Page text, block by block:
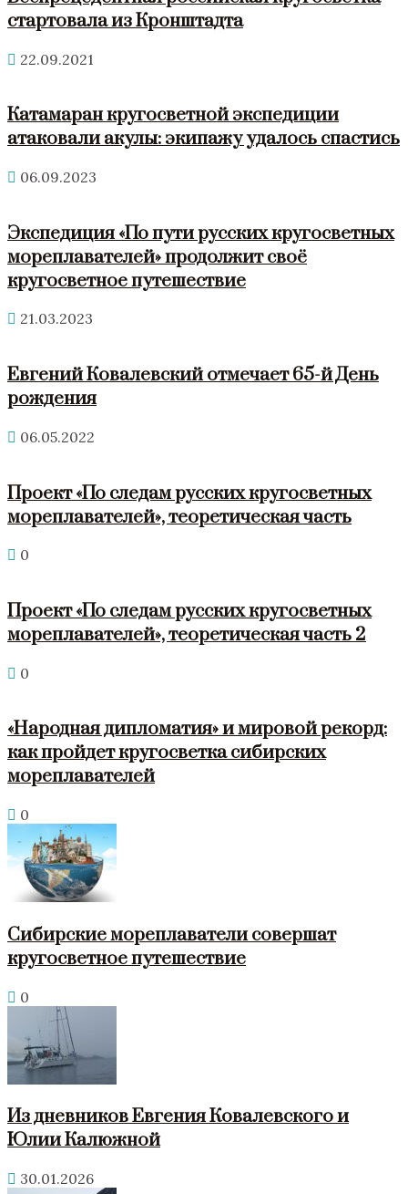
стартовала из Кронштадта
22.09.2021
Катамаран кругосветной экспедиции
атаковали акулы: экипажу удалось спастись
06.09.2023
Экспедиция «По пути русских кругосветных
мореплавателей» продолжит своё
кругосветное путешествие
21.03.2023
Евгений Ковалевский отмечает 65-й День
рождения
06.05.2022
Проект «По следам русских кругосветных
мореплавателей», теоретическая часть
0
Проект «По следам русских кругосветных
мореплавателей», теоретическая часть 2
0
«Народная дипломатия» и мировой рекорд:
как пройдет кругосветка сибирских
мореплавателей
0
Сибирские мореплаватели совершат
кругосветное путешествие
0
Из дневников Евгения Ковалевского и
Юлии Калюжной
30.01.2026